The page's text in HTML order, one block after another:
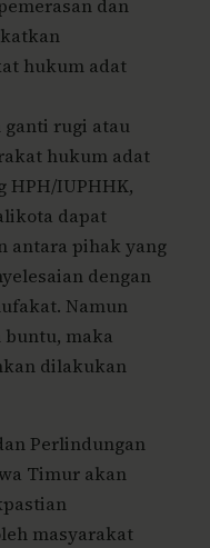
dan
hukum adat
ganti rugi atau
hukum adat
HPH/IUPHHK,
dapat
antara pihak yang
dengan
Namun
maka
dilakukan
Perlindungan
Timur akan
masyarakat